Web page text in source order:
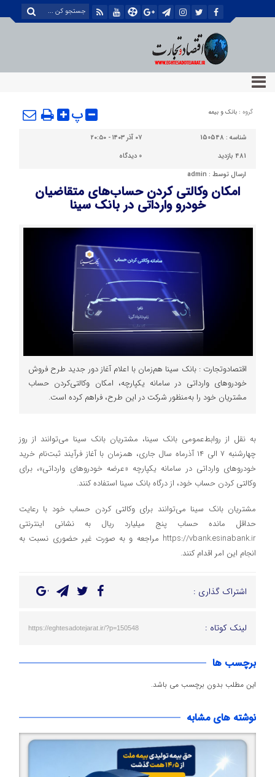
گروه : بانک و بیمه پ
شناسه : 150548
۰۷ آذر ۱۴۰۳ - ۲۰:۵۰
481 بازدید
0 دیدگاه
ارسال توسط : admin
امکان وکالتی کردن حساب‌های متقاضیان
خودرو وارداتی در بانک سینا
اقتصادوتجارت : بانک سینا هم‌زمان با اعلام آغاز دور جدید طرح فروش
خودروهای وارداتی در سامانه یکپارچه، امکان وکالتی‌کردن حساب
مشتریان خود را به‌منظور شرکت در این طرح، فراهم کرده است.
به نقل از روابط‌عمومی بانک سینا، مشتریان بانک سینا می‌توانند از روز
چهار‌شنبه ۷ الی ۱۴ آذرماه سال جاری، همزمان با آغاز فرآیند ثبت‌نام خرید
خودروهای وارداتی در سامانه یکپارچه «عرضه خودروهای وارداتی»، برای
وکالتی کردن حساب خود، از درگاه بانک سینا استفاده کنند.
مشتریان بانک سینا می‌توانند برای وکالتی کردن حساب خود با رعایت
حداقل مانده حساب پنج میلیارد ریال به نشانی اینترنتی
https://vbank.esinabank.ir مراجعه و به صورت غیر حضوری نسبت به
انجام این امر اقدام کنند.
اشتراک گذاری :
لینک کوتاه : https://eghtesadotejarat.ir/?p=150548
برچسب ها
این مطلب بدون برچسب می باشد.
نوشته های مشابه